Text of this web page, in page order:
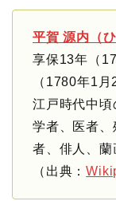
平賀 源内（
享保13年（
（1780年1月
江戸時代中
学者、医者
者、俳人、蘭
（出典：